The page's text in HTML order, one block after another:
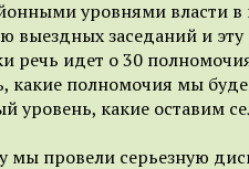
уровнями власти
выездных заседаний и эту
речь идет о 30
какие полномочия мы
уровень, какие оставим
мы провели серьезную